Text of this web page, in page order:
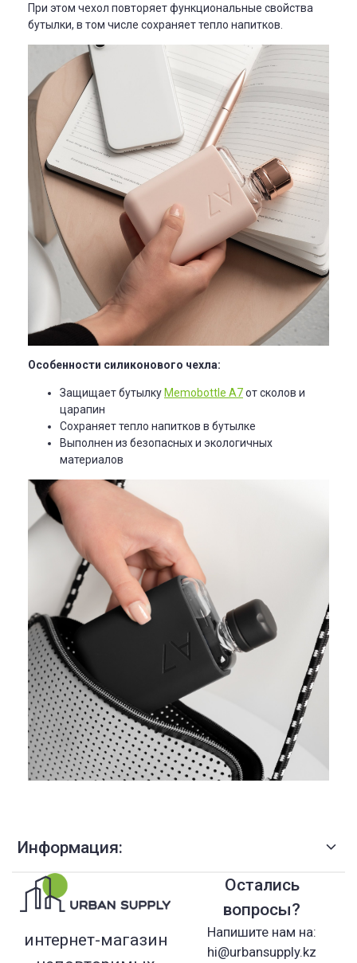
При этом чехол повторяет функциональные свойства
бутылки, в том числе сохраняет тепло напитков.
Особенности силиконового чехла:
Защищает бутылку Memobottle A7от сколов и
царапин
Сохраняет тепло напитков в бутылке
Выполнен из безопасных и экологичных
материалов
Информация:
интернет-магазин
Остались
вопросы?
Напишите нам на:
hi@urbansupply.kz